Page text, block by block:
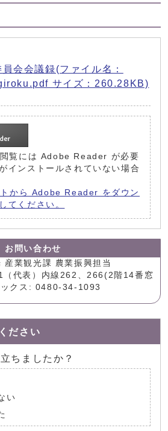
会会議録(ファイル名：
サイズ：260.28KB)
覧には Adobe Reader が必要
インストールされていない場合
から Adobe Reader をダウン
てください。
お問い合わせ
産業観光課 農業振興担当
代表）内線262、266(2階14番窓
ックス: 0480-34-1093
ださい
ちましたか？
い